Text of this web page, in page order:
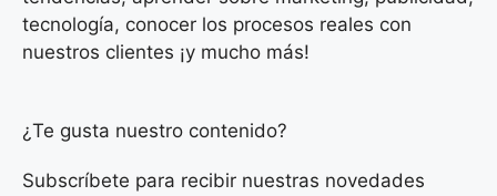
tecnología, conocer los procesos reales con
nuestros clientes ¡y mucho más!
¿Te gusta nuestro contenido?
Subscríbete para recibir nuestras novedades